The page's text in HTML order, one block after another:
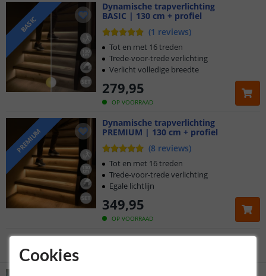
BASIC
Dynamische trapverlichting
BASIC | 130 cm + profiel
(1 reviews)
OP VOORRAAD
279,95
Tot en met 16 treden
Trede-voor-trede verlichting
Verlicht volledige breedte
PREMIUM
Dynamische trapverlichting
PREMIUM | 130 cm + profiel
(8 reviews)
OP VOORRAAD
349,95
Tot en met 16 treden
Trede-voor-trede verlichting
Egale lichtlijn
Klantbeoordeling 9.1
Voor 23:45 uur besteld,morgen in huis
5 jaar garantie
Gratis verzending vanaf € 20,-
Cookies